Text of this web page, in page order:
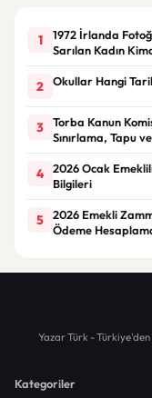
1
1972 İrlanda
Sarılan Kadın
2 Okullar Hangi
3
Torba Kanun
Sınırlama, Tapu
4
2026 Ocak
Bilgileri
5
2026 Emekli
Ödeme
Yazar Türk -
Kategoriler